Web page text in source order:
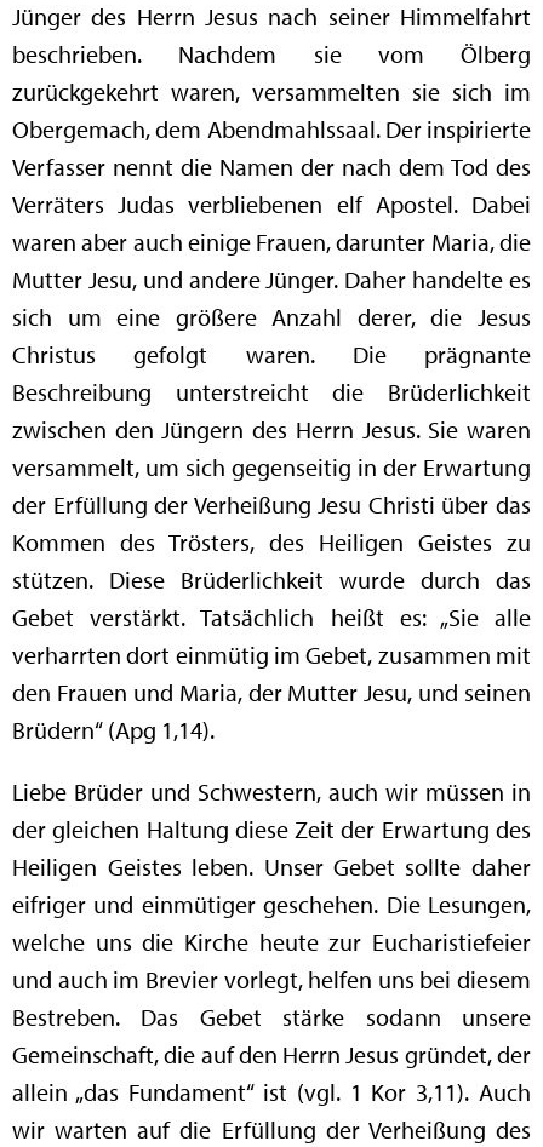
Jünger des Herrn Jesus nach seiner Himmelfahrt
beschrieben. Nachdem sie vom Ölberg
zurückgekehrt waren, versammelten sie sich im
Obergemach, dem Abendmahlssaal. Der inspirierte
Verfasser nennt die Namen der nach dem Tod des
Verräters Judas verbliebenen elf Apostel. Dabei
waren aber auch einige Frauen, darunter Maria, die
Mutter Jesu, und andere Jünger. Daher handelte es
sich um eine größere Anzahl derer, die Jesus
Christus gefolgt waren. Die prägnante
Beschreibung unterstreicht die Brüderlichkeit
zwischen den Jüngern des Herrn Jesus. Sie waren
versammelt, um sich gegenseitig in der Erwartung
der Erfüllung der Verheißung Jesu Christi über das
Kommen des Trösters, des Heiligen Geistes zu
stützen. Diese Brüderlichkeit wurde durch das
Gebet verstärkt. Tatsächlich heißt es: „Sie alle
verharrten dort einmütig im Gebet, zusammen mit
den Frauen und Maria, der Mutter Jesu, und seinen
Brüdern“ (Apg 1,14).
Liebe Brüder und Schwestern, auch wir müssen in
der gleichen Haltung diese Zeit der Erwartung des
Heiligen Geistes leben. Unser Gebet sollte daher
eifriger und einmütiger geschehen. Die Lesungen,
welche uns die Kirche heute zur Eucharistiefeier
und auch im Brevier vorlegt, helfen uns bei diesem
Bestreben. Das Gebet stärke sodann unsere
Gemeinschaft, die auf den Herrn Jesus gründet, der
allein „das Fundament“ ist (vgl. 1 Kor 3,11). Auch
wir warten auf die Erfüllung der Verheißung des